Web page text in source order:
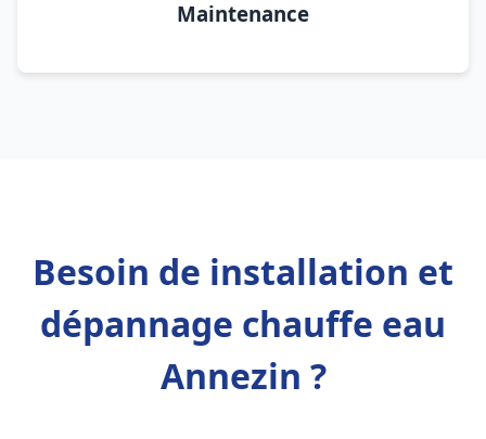
Maintenance
Besoin de installation et
dépannage chauffe eau
Annezin ?